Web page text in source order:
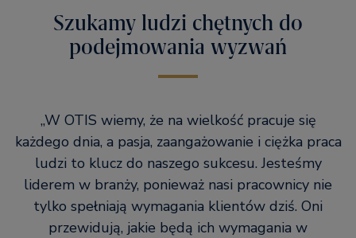
Szukamy ludzi chętnych do
podejmowania wyzwań
„W OTIS wiemy, że na wielkość pracuje się
każdego dnia, a pasja, zaangażowanie i ciężka praca
ludzi to klucz do naszego sukcesu. Jesteśmy
liderem w branży, ponieważ nasi pracownicy nie
tylko spełniają wymagania klientów dziś. Oni
przewidują, jakie będą ich wymagania w